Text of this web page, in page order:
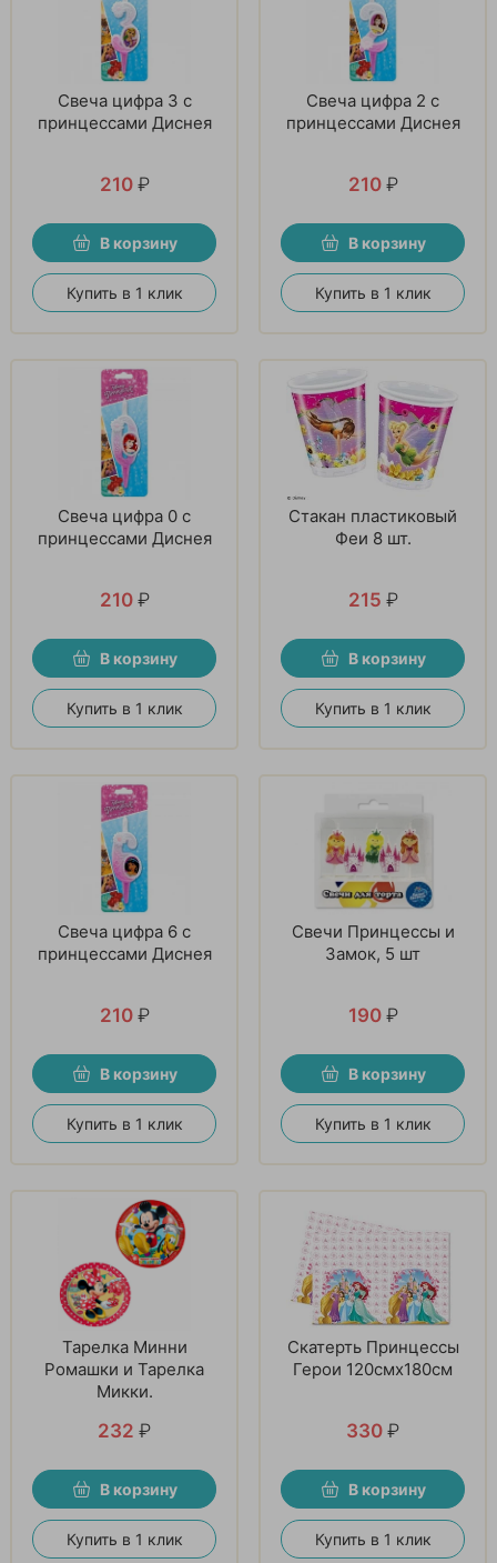
Свеча цифра 3 с
принцессами Диснея
210 ₽
В корзину
Купить в 1 клик
Свеча цифра 2 с
принцессами Диснея
210 ₽
В корзину
Купить в 1 клик
Свеча цифра 0 с
принцессами Диснея
210 ₽
В корзину
Купить в 1 клик
Стакан пластиковый
Феи 8 шт.
215 ₽
В корзину
Купить в 1 клик
Свеча цифра 6 с
принцессами Диснея
210 ₽
В корзину
Купить в 1 клик
Свечи Принцессы и
Замок, 5 шт
190 ₽
В корзину
Купить в 1 клик
Тарелка Минни
Ромашки и Тарелка
Микки.
232 ₽
В корзину
Купить в 1 клик
Скатерть Принцессы
Герои 120смх180см
330 ₽
В корзину
Купить в 1 клик